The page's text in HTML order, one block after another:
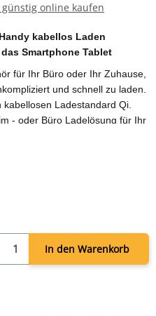
online kaufen
kabellos Laden
Smartphone Tablet
für Ihr Büro oder Ihr Zuhause,
und schnell zu laden.
Ladestandard Qi.
- oder Büro Ladelösung für Ihr
bietet das Gerät eine bis zu
als Standard Qi
In den Warenkorb